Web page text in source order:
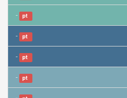
- pt
- pt
- pt
- pt